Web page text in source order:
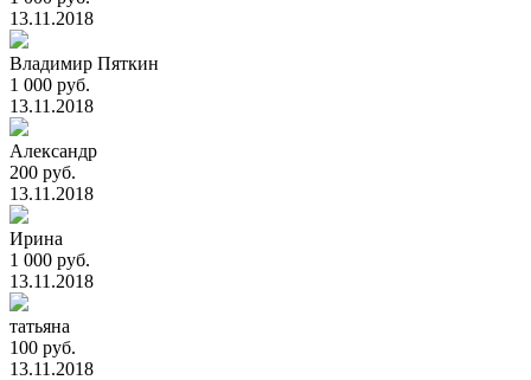
13.11.2018
Владимир Пяткин
1 000 руб.
13.11.2018
Александр
200 руб.
13.11.2018
Ирина
1 000 руб.
13.11.2018
татьяна
100 руб.
13.11.2018